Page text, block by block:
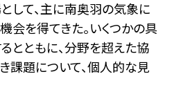
して、主に南奥羽の気象に
会を得てきた。いくつかの具
とともに、分野を超えた協
課題について、個人的な見